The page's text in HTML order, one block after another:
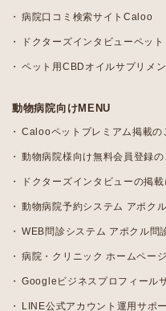
病院口コミ検索サイトCaloo
ドクターズインタビューペット
ペット用CBDオイルサプリメ
動物病院向けMENU
Calooペットプレミアム掲載の
動物病院様向け無料会員登録の
ドクターズインタビューの掲
動物病院予約システム アポク
WEB問診システム アポクル問
病院・クリニック ホームペー
Googleビジネスプロフィール
LINE公式アカウント運用サポ